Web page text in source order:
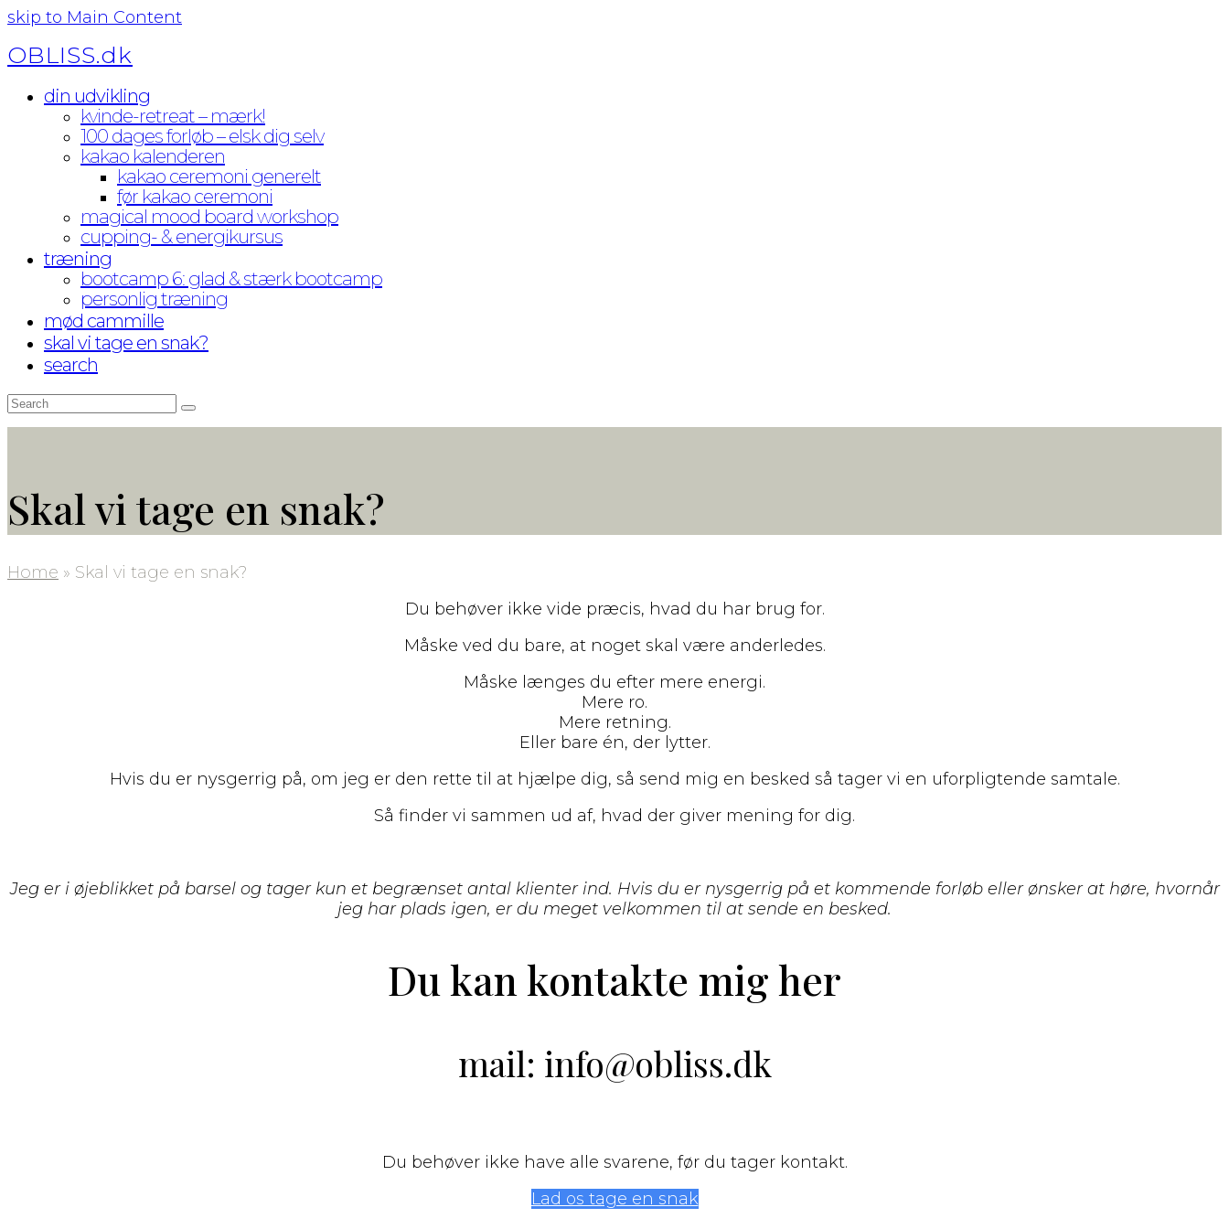
skip to Main Content
OBLISS.dk
din udvikling
kvinde-retreat – mærk!
100 dages forløb – elsk dig selv
kakao kalenderen
kakao ceremoni generelt
før kakao ceremoni
magical mood board workshop
cupping- & energikursus
træning
bootcamp 6: glad & stærk bootcamp
personlig træning
mød cammille
skal vi tage en snak?
search
Search
Submit
Skal vi tage en snak?
Home » Skal vi tage en snak?
Du behøver ikke vide præcis, hvad du har brug for.
Måske ved du bare, at noget skal være anderledes.
Måske længes du efter mere energi.
Mere ro.
Mere retning.
Eller bare én, der lytter.
Hvis du er nysgerrig på, om jeg er den rette til at hjælpe dig, så send mig en besked så tager vi en uforpligtende samtale.
Så finder vi sammen ud af, hvad der giver mening for dig.
Jeg er i øjeblikket på barsel og tager kun et begrænset antal klienter ind. Hvis du er nysgerrig på et kommende forløb eller ønsker at høre, hvornår
jeg har plads igen, er du meget velkommen til at sende en besked.
Du kan kontakte mig her
mail: info@obliss.dk
Du behøver ikke have alle svarene, før du tager kontakt.
Lad os tage en snak